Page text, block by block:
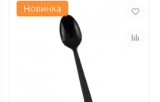
Новинка